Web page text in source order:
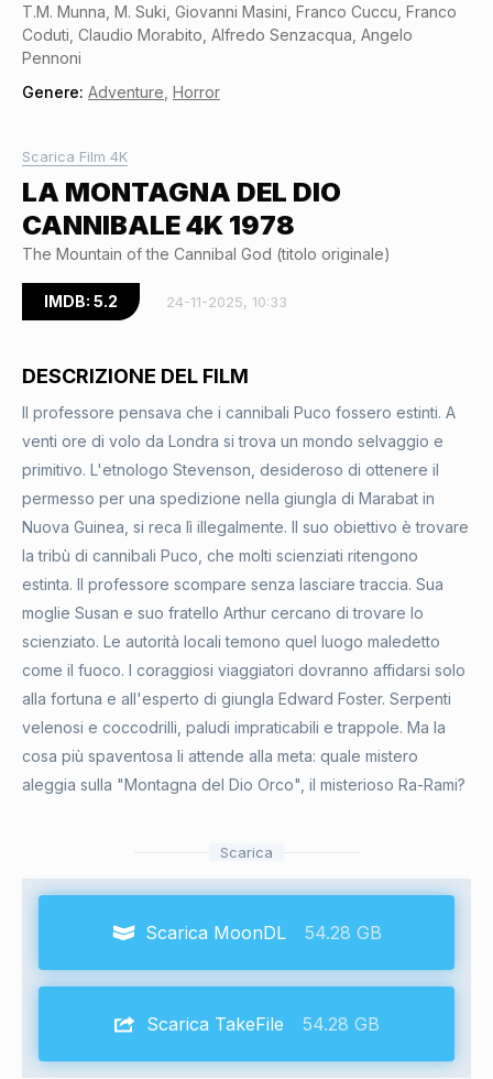
T.M. Munna, M. Suki, Giovanni Masini, Franco Cuccu, Franco
Coduti, Claudio Morabito, Alfredo Senzacqua, Angelo
Pennoni
Genere: Adventure Horror
Scarica Film 4K
LA MONTAGNA DEL DIO
CANNIBALE 4K 1978
The Mountain of the Cannibal God (titolo originale)
IMDB: 5.2 24-11-2025, 10:33
DESCRIZIONE DEL FILM
Il professore pensava che i cannibali Puco fossero estinti. A
venti ore di volo da Londra si trova un mondo selvaggio e
primitivo. L'etnologo Stevenson, desideroso di ottenere il
permesso per una spedizione nella giungla di Marabat in
Nuova Guinea, si reca lì illegalmente. Il suo obiettivo è trovare
la tribù di cannibali Puco, che molti scienziati ritengono
estinta. Il professore scompare senza lasciare traccia. Sua
moglie Susan e suo fratello Arthur cercano di trovare lo
scienziato. Le autorità locali temono quel luogo maledetto
come il fuoco. I coraggiosi viaggiatori dovranno affidarsi solo
alla fortuna e all'esperto di giungla Edward Foster. Serpenti
velenosi e coccodrilli, paludi impraticabili e trappole. Ma la
cosa più spaventosa li attende alla meta: quale mistero
aleggia sulla "Montagna del Dio Orco", il misterioso Ra-Rami?
Scarica
Scarica MoonDL 54.28 GB
Scarica TakeFile 54.28 GB